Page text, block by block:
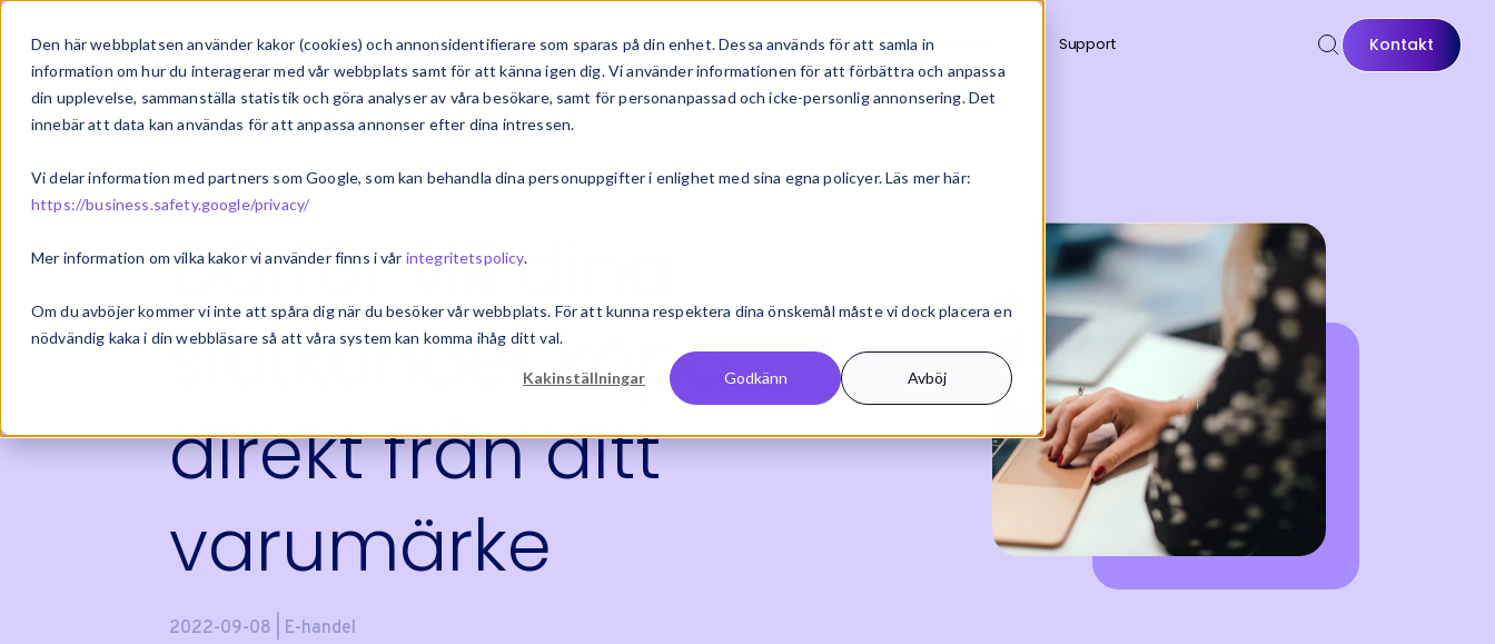
Den här webbplatsen använder kakor (cookies) och annonsidentifierare som sparas på din enhet. Dessa används för att samla in
information om hur du interagerar med vår webbplats samt för att känna igen dig. Vi använder informationen för att förbättra och anpassa
din upplevelse, sammanställa statistik och göra analyser av våra besökare, samt för personanpassad och icke-personlig annonsering. Det
innebär att data kan användas för att anpassa annonser efter dina intressen.
Vi delar information med partners som Google, som kan behandla dina personuppgifter i enlighet med sina egna policyer. Läs mer här:
https://business.safety.google/privacy/
Mer information om vilka kakor vi använder finns i vår integritetspolicy.
Om du avböjer kommer vi inte att spåra dig när du besöker vår webbplats. För att kunna respektera dina önskemål måste vi dock placera en
nödvändig kaka i din webbläsare så att våra system kan komma ihåg ditt val.
Kakinställningar Godkänn Avböj
Om oss Vårt erbjudande Bransch & roll Kundcase Inspiration Support Kontakt
Därför vill dina
slutkunder köpa
direkt från ditt
varumärke
2022-09-08 | E-handel